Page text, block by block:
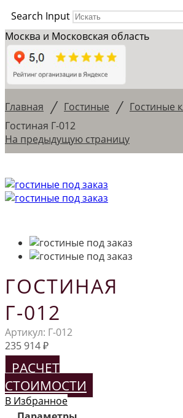
Search Input
Москва и Московская область
Главная / Гостиные / Гостиные
Гостиная Г-012
На предыдущую страницу
ГОСТИНАЯ
Г-012
Артикул: Г-012
235 914₽
РАСЧЕТ
СТОИМОСТИ
В Избранное